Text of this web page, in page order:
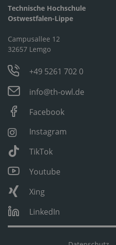
Technische Hochschule
Ostwestfalen-Lippe
Campusallee 12
32657 Lemgo
+49 5261 702 0
info@th-owl.de
Facebook
Instagram
TikTok
Youtube
Xing
LinkedIn